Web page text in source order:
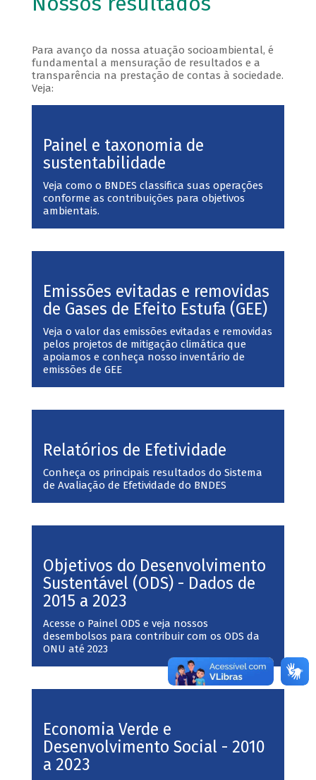
Para avanço da nossa atuação socioambiental, é
fundamental a mensuração de resultados e a
transparência na prestação de contas à sociedade.
Veja:
Painel e taxonomia de
sustentabilidade
Veja como o BNDES classifica suas operações
conforme as contribuições para objetivos
ambientais.
Emissões evitadas e removidas
de Gases de Efeito Estufa (GEE)
Veja o valor das emissões evitadas e removidas
pelos projetos de mitigação climática que
apoiamos e conheça nosso inventário de
emissões de GEE
Relatórios de Efetividade
Conheça os principais resultados do Sistema
de Avaliação de Efetividade do BNDES
Objetivos do Desenvolvimento
Sustentável (ODS) - Dados de
2015 a 2023
Acesse o Painel ODS e veja nossos
desembolsos para contribuir com os ODS da
ONU até 2023
Economia Verde e
Desenvolvimento Social - 2010
a 2023